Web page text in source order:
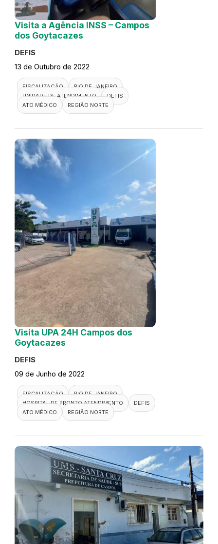
Visita a Agência INSS – Campos
dos Goytacazes
DEFIS
13 de Outubro de 2022
FISCALIZAÇÃO
RIO DE JANEIRO
UNIDADE DE ATENDIMENTO
DEFIS
ATO MÉDICO
REGIÃO NORTE
Visita UPA 24H Campos dos
Goytacazes
DEFIS
09 de Junho de 2022
FISCALIZAÇÃO
RIO DE JANEIRO
HOSPITAL DE PRONTO ATENDIMENTO
DEFIS
ATO MÉDICO
REGIÃO NORTE